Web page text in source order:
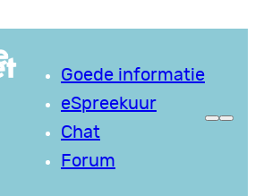
Goede informatie
eSpreekuur
Chat
Forum